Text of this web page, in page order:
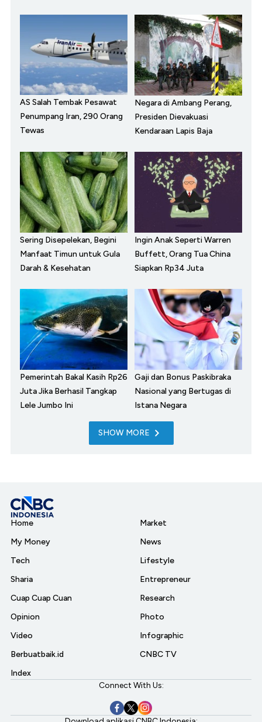
AS Salah Tembak Pesawat
Penumpang Iran, 290 Orang
Tewas
Negara di Ambang Perang,
Presiden Dievakuasi
Kendaraan Lapis Baja
Sering Disepelekan, Begini
Manfaat Timun untuk Gula
Darah & Kesehatan
Ingin Anak Seperti Warren
Buffett, Orang Tua China
Siapkan Rp34 Juta
Pemerintah Bakal Kasih Rp26
Juta Jika Berhasil Tangkap
Lele Jumbo Ini
Gaji dan Bonus Paskibraka
Nasional yang Bertugas di
Istana Negara
SHOW MORE
Home
My Money
Tech
Sharia
Cuap Cuap Cuan
Opinion
Video
Berbuatbaik.id
Index
Market
News
Lifestyle
Entrepreneur
Research
Photo
Infographic
CNBC TV
Connect With Us: